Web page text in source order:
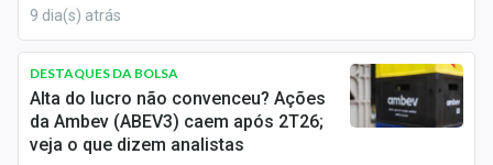
Conteúdo de Marca
Sobre
Expediente
9 dia(s) atrás
DESTAQUES DA BOLSA
Alta do lucro não convenceu? Ações
da Ambev (ABEV3) caem após 2T26;
veja o que dizem analistas